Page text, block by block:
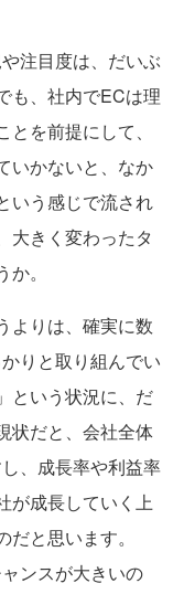
注目度は、だいぶ
も、社内でECは理
を前提にして、
いかないと、なか
いう感じで流され
大きく変わったタ
。
よりは、確実に数
りと取り組んでい
という状況に、だ
状だと、会社全体
、成長率や利益率
が成長していく上
と思います。
ンスが大きいの